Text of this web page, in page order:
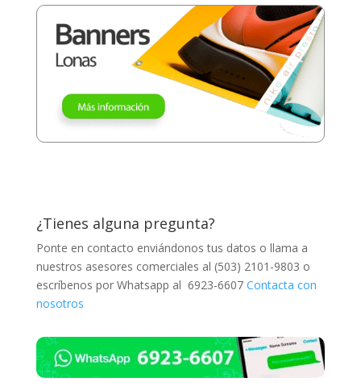
¿Tienes alguna pregunta?
Ponte en contacto enviándonos tus datos o llama a
nuestros asesores comerciales al (503) 2101-9803 o
escríbenos por Whatsapp al 6923-6607 Contacta con
nosotros